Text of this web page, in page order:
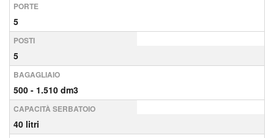
PORTE
5
POSTI
5
BAGAGLIAIO
500 - 1.510 dm3
CAPACITÀ SERBATOIO
40 litri